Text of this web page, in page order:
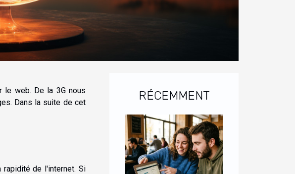
le web. De la 3G nous
Dans la suite de cet
de l'internet. Si
RÉCEMMENT